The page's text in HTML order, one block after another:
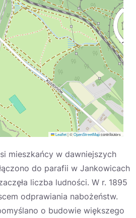
Leaflet|©OpenStreetMapcontributors
mieszkańcy w dawniejszych
do parafii w Jankowicach
liczba ludności. W r. 1895
odprawiania nabożeństw.
o budowie większego